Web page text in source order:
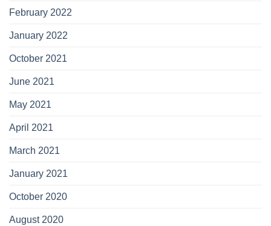
February 2022
January 2022
October 2021
June 2021
May 2021
April 2021
March 2021
January 2021
October 2020
August 2020